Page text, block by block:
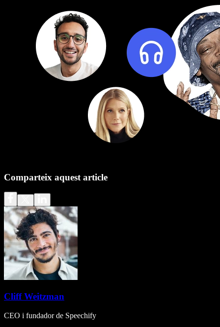
Comparteix aquest article
Cliff Weitzman
CEO i fundador de Speechify